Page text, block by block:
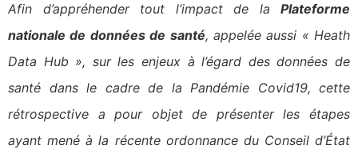
Afin d’appréhender tout l’impact de la Plateforme
nationale de données de santé, appelée aussi « Heath
Data Hub », sur les enjeux à l’égard des données de
santé dans le cadre de la Pandémie Covid19, cette
rétrospective a pour objet de présenter les étapes
ayant mené à la récente ordonnance du Conseil d’État